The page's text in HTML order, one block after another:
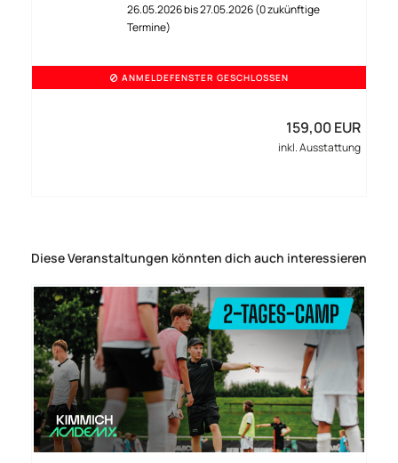
26.05.2026 bis 27.05.2026 (0 zukünftige
Termine)
ANMELDEFENSTER GESCHLOSSEN
159,00 EUR
inkl. Ausstattung
Diese Veranstaltungen könnten dich auch interessieren